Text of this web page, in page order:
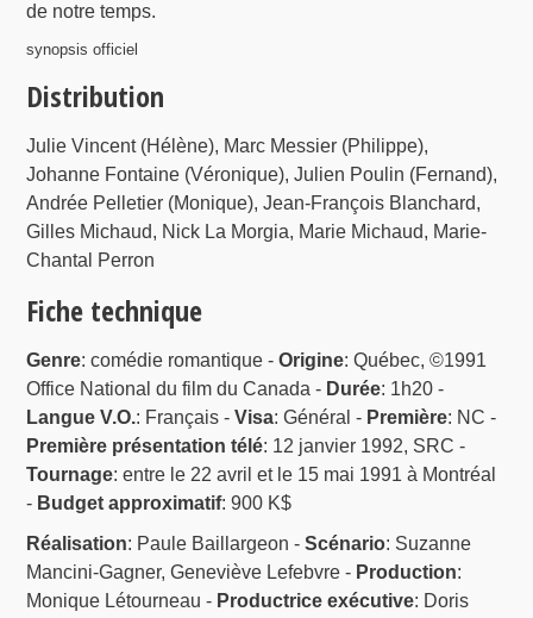
de notre temps.
synopsis officiel
Distribution
Julie Vincent (Hélène), Marc Messier (Philippe),
Johanne Fontaine (Véronique), Julien Poulin (Fernand),
Andrée Pelletier (Monique), Jean-François Blanchard,
Gilles Michaud, Nick La Morgia, Marie Michaud, Marie-
Chantal Perron
Fiche technique
Genre: comédie romantique -Origine: Québec, ©1991
Office National du film du Canada - Durée: 1h20 -
Langue V.O.: Français -Visa: Général - Première: NC -
Première présentation télé: 12 janvier 1992, SRC -
Tournage: entre le 22 avril et le 15 mai 1991 à Montréal
- Budget approximatif: 900 K$
Réalisation: Paule Baillargeon -Scénario: Suzanne
Mancini-Gagner, Geneviève Lefebvre - Production:
Monique Létourneau - Productrice exécutive: Doris